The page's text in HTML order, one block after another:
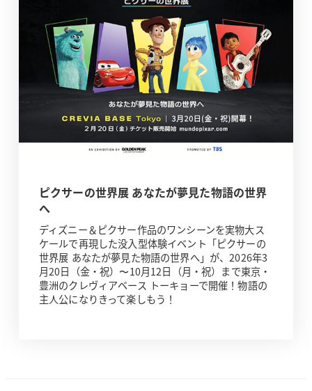
ピクサーの世界展 あなたが夢見た物語の世界
へ
ディズニー＆ピクサー作品のワンシーンを実物大ス
ケールで再現した没入型体験イベント「ピクサーの
世界展 あなたが夢見た物語の世界へ」が、2026年3
月20日（金・祝）〜10月12日（月・祝）まで東京・
豊洲のクレヴィアベース トーキョーで開催！物語の
主人公になりきって楽しもう！